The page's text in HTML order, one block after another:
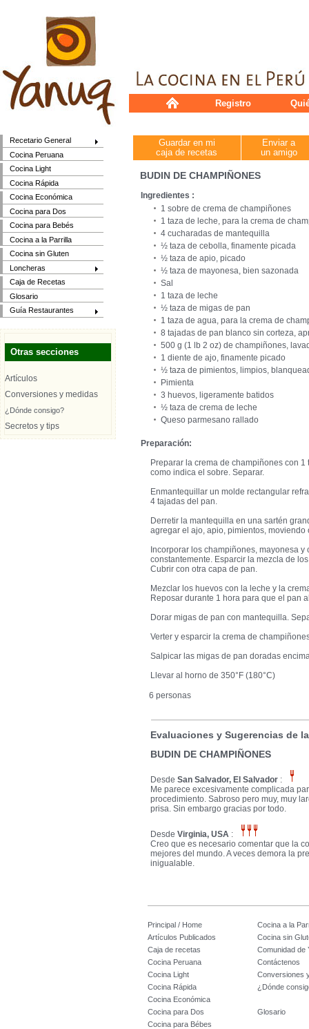
Recetario General
Cocina Peruana
Cocina Light
Cocina Rápida
Cocina Económica
Cocina para Dos
Cocina para Bebés
Cocina a la Parrilla
Cocina sin Gluten
Loncheras
Caja de Recetas
Glosario
Guía Restaurantes
Otras secciones
Artículos
Conversiones y medidas
¿Dónde consigo?
Secretos y tips
Registro
Guardar en mi
caja de recetas
Enviar a
un amigo
BUDIN DE CHAMPIÑONES
Ingredientes :
1 sobre de crema de champiñones
1 taza de leche, para la crema de
4 cucharadas de mantequilla
½ taza de cebolla, finamente picada
½ taza de apio, picado
½ taza de mayonesa, bien sazonada
Sal
1 taza de leche
½ taza de migas de pan
1 taza de agua, para la crema de
8 tajadas de pan blanco sin corteza,
500 g (1 lb 2 oz) de champiñones,
1 diente de ajo, finamente picado
½ taza de pimientos, limpios,
Pimienta
3 huevos, ligeramente batidos
½ taza de crema de leche
Queso parmesano rallado
Preparación:
Preparar la crema de champiñones con
como indica el sobre. Separar.
Enmantequillar un molde rectangular
4 tajadas del pan.
Derretir la mantequilla en una sartén
agregar el ajo, apio, pimientos,
Incorporar los champiñones, mayonesa
constantemente. Esparcir la mezcla de
Cubrir con otra capa de pan.
Mezclar los huevos con la leche y la
Reposar durante 1 hora para que el pan
Dorar migas de pan con mantequilla.
Verter y esparcir la crema de
Salpicar las migas de pan doradas
Llevar al horno de 350°F (180°C)
6 personas
Evaluaciones y Sugerencias de
BUDIN DE CHAMPIÑONES
DesdeSan Salvador, El Salvador :
Me parece excesivamente complicada
procedimiento. Sabroso pero muy, muy
prisa. Sin embargo gracias por todo.
DesdeVirginia, USA :
Creo que es necesario comentar que la
mejores del mundo. A veces demora la
inigualable.
Principal / Home
Cocina a la
Artículos Publicados
Cocina sin
Caja de recetas
Comunidad de
Cocina Peruana
Contáctenos
Cocina Light
Conversiones
Cocina Rápida
¿Dónde
Cocina Económica
Cocina para Dos
Glosario
Cocina para Bébes